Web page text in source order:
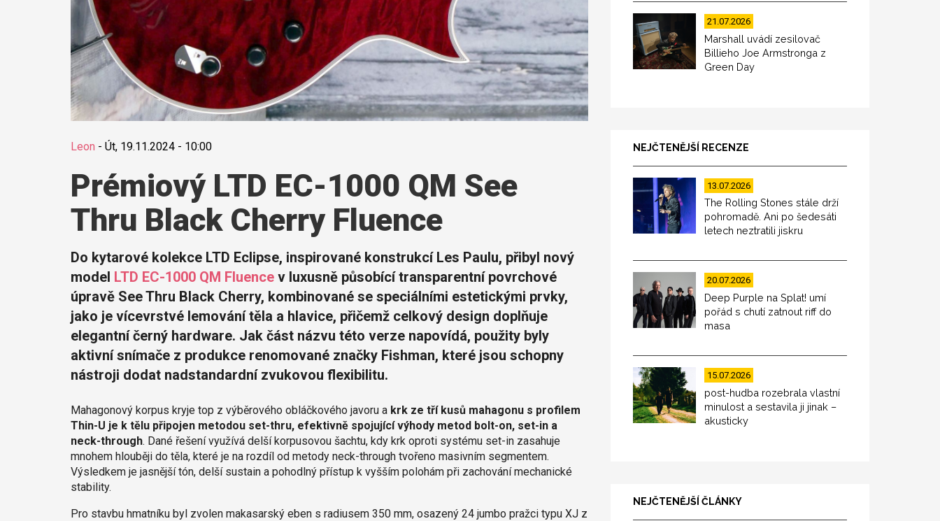
Leon - Út, 19.11.2024 - 10:00
Prémiový LTD EC-1000 QM See
Thru Black Cherry Fluence
Do kytarové kolekce LTD Eclipse, inspirované konstrukcí Les Paulu, přibyl nový
model LTD EC-1000 QM Fluencev luxusně působící transparentní povrchové
úpravě See Thru Black Cherry, kombinované se speciálními estetickými prvky,
jako je vícevrstvé lemování těla a hlavice, přičemž celkový design doplňuje
elegantní černý hardware. Jak část názvu této verze napovídá, použity byly
aktivní snímače z produkce renomované značky Fishman, které jsou schopny
nástroji dodat nadstandardní zvukovou flexibilitu.
Mahagonový korpus kryje top z výběrového obláčkového javoru a krk ze tří kusů mahagonu s profilem
Thin-U je k tělu připojen metodou set-thru, efektivně spojující výhody metod bolt-on, set-in a
neck-through. Dané řešení využívá delší korpusovou šachtu, kdy krk oproti systému set-in zasahuje
mnohem hlouběji do těla, které je na rozdíl od metody neck-through tvořeno masivním segmentem.
Výsledkem je jasnější tón, delší sustain a pohodlný přístup k vyšším polohám při zachování mechanické
stability.
Pro stavbu hmatníku byl zvolen makasarský eben s radiusem 350 mm, osazený 24 jumbo pražci typu XJ z
21.07.2026
Marshall uvádí zesilovač
Billieho Joe Armstronga z
Green Day
NEJČTENĚJŠÍ RECENZE
13.07.2026
The Rolling Stones stále drží
pohromadě. Ani po šedesáti
letech neztratili jiskru
20.07.2026
Deep Purple na Splat! umí
pořád s chutí zatnout riff do
masa
15.07.2026
post-hudba rozebrala vlastní
minulost a sestavila ji jinak –
akusticky
NEJČTENĚJŠÍ ČLÁNKY